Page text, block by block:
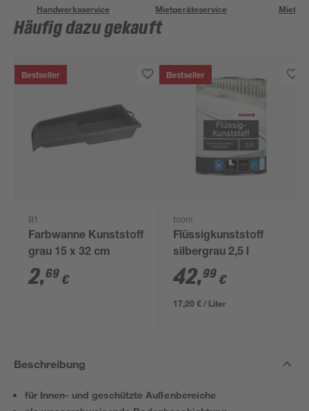
Handwerksservice Mietgeräteservice
Häufig dazu gekauft
Bestseller
B1
Farbwanne Kunststoff
grau 15 x 32 cm
2,69 €
Bestseller
toom
Flüssigkunststoff
silbergrau 2,5 l
42,99 €
17,20 € / Liter
Beschreibung
für Innen- und geschützte Außenbereiche